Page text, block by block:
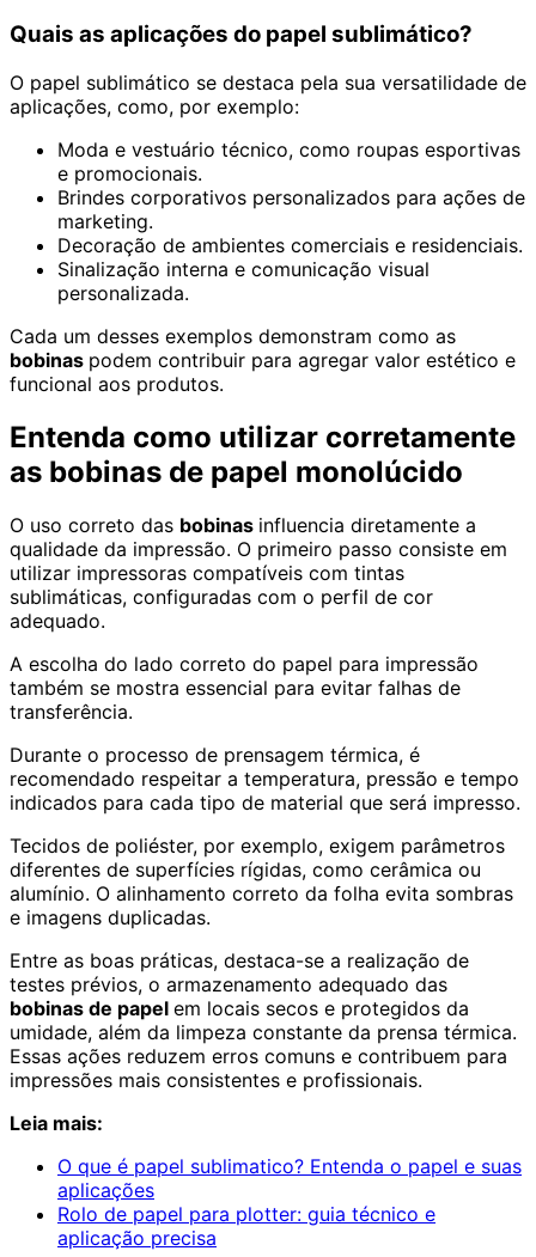
Quais as aplicações do papel sublimático?
O papel sublimático se destaca pela sua versatilidade de
aplicações, como, por exemplo:
Moda e vestuário técnico, como roupas esportivas
e promocionais.
Brindes corporativos personalizados para ações de
marketing.
Decoração de ambientes comerciais e residenciais.
Sinalização interna e comunicação visual
personalizada.
Cada um desses exemplos demonstram como as
bobinas podem contribuir para agregar valor estético e
funcional aos produtos.
Entenda como utilizar corretamente
as bobinas de papel monolúcido
O uso correto das bobinas influencia diretamente a
qualidade da impressão. O primeiro passo consiste em
utilizar impressoras compatíveis com tintas
sublimáticas, configuradas com o perfil de cor
adequado.
A escolha do lado correto do papel para impressão
também se mostra essencial para evitar falhas de
transferência.
Durante o processo de prensagem térmica, é
recomendado respeitar a temperatura, pressão e tempo
indicados para cada tipo de material que será impresso.
Tecidos de poliéster, por exemplo, exigem parâmetros
diferentes de superfícies rígidas, como cerâmica ou
alumínio. O alinhamento correto da folha evita sombras
e imagens duplicadas.
Entre as boas práticas, destaca-se a realização de
testes prévios, o armazenamento adequado das
bobinas de papel em locais secos e protegidos da
umidade, além da limpeza constante da prensa térmica.
Essas ações reduzem erros comuns e contribuem para
impressões mais consistentes e profissionais.
Leia mais:
O que é papel sublimatico? Entenda o papel e suas
aplicações
Rolo de papel para plotter: guia técnico e
aplicação precisa